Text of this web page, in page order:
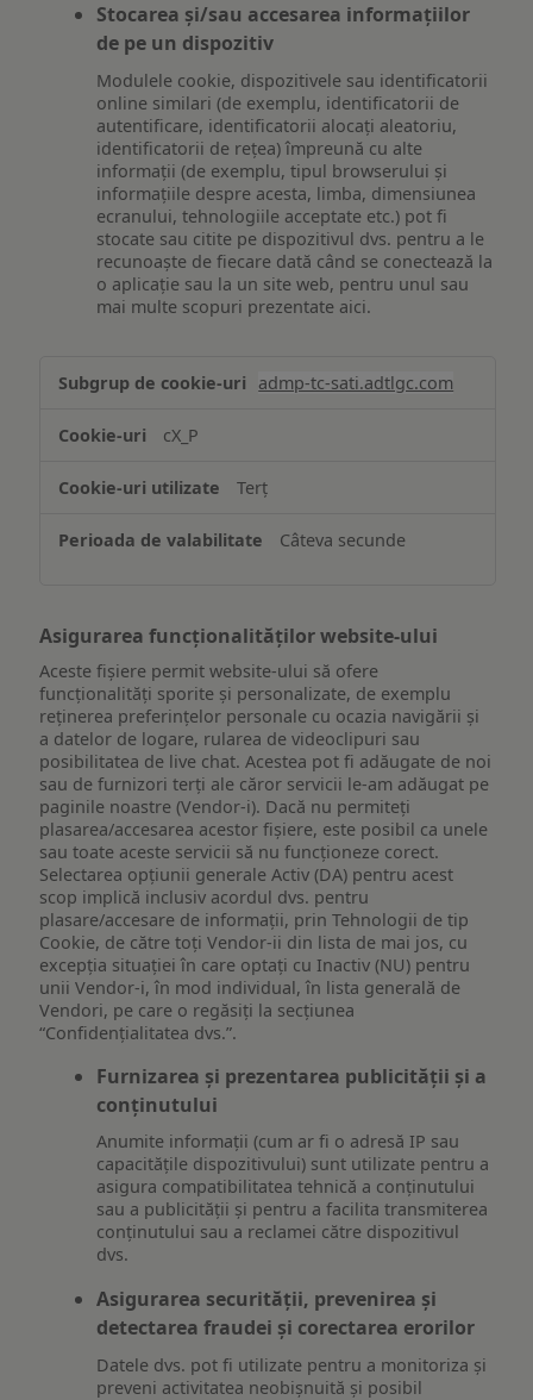
Stocarea și/sau accesarea informațiilor
de pe un dispozitiv
Modulele cookie, dispozitivele sau identificatorii
online similari (de exemplu, identificatorii de
autentificare, identificatorii alocați aleatoriu,
identificatorii de rețea) împreună cu alte
informații (de exemplu, tipul browserului și
informațiile despre acesta, limba, dimensiunea
ecranului, tehnologiile acceptate etc.) pot fi
stocate sau citite pe dispozitivul dvs. pentru a le
recunoaște de fiecare dată când se conectează la
o aplicație sau la un site web, pentru unul sau
mai multe scopuri prezentate aici.
și/sau
informațiilor
pe
dispozitiv
admp-tc-sati.adtlgc.com
cX_P
Terț
Câteva secunde
Asigurarea funcționalităților website-ului
Aceste fișiere permit website-ului să ofere
funcționalități sporite și personalizate, de exemplu
reţinerea preferinţelor personale cu ocazia navigării și
a datelor de logare, rularea de videoclipuri sau
posibilitatea de live chat. Acestea pot fi adăugate de noi
sau de furnizori terți ale căror servicii le-am adăugat pe
paginile noastre (Vendor-i). Dacă nu permiteți
plasarea/accesarea acestor fișiere, este posibil ca unele
sau toate aceste servicii să nu funcționeze corect.
Selectarea opțiunii generale Activ (DA) pentru acest
scop implică inclusiv acordul dvs. pentru
plasare/accesare de informații, prin Tehnologii de tip
Cookie, de către toți Vendor-ii din lista de mai jos, cu
excepția situației în care optați cu Inactiv (NU) pentru
unii Vendor-i, în mod individual, în lista generală de
Vendori, pe care o regăsiți la secțiunea
“Confidențialitatea dvs.”.
Furnizarea și prezentarea publicității și a
conținutului
Anumite informații (cum ar fi o adresă IP sau
capacitățile dispozitivului) sunt utilizate pentru a
asigura compatibilitatea tehnică a conținutului
sau a publicității și pentru a facilita transmiterea
conținutului sau a reclamei către dispozitivul
dvs.
Asigurarea securității, prevenirea și
detectarea fraudei și corectarea erorilor
Datele dvs. pot fi utilizate pentru a monitoriza și
preveni activitatea neobișnuită și posibil